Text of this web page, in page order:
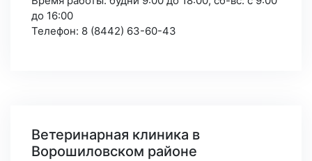
до 16:00
Телефон: 8 (8442) 63-60-43
Ветеринарная клиника в
Ворошиловском районе